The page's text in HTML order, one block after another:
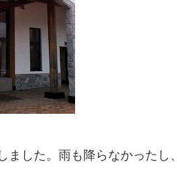
ました。雨も降らなかったし